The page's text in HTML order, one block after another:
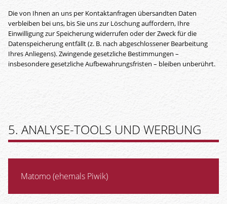
Die von Ihnen an uns per Kontaktanfragen übersandten Daten
verbleiben bei uns, bis Sie uns zur Löschung auffordern, Ihre
Einwilligung zur Speicherung widerrufen oder der Zweck für die
Datenspeicherung entfällt (z. B. nach abgeschlossener Bearbeitung
Ihres Anliegens). Zwingende gesetzliche Bestimmungen –
insbesondere gesetzliche Aufbewahrungsfristen – bleiben unberührt.
5. ANALYSE-TOOLS UND WERBUNG
Matomo (ehemals Piwik)